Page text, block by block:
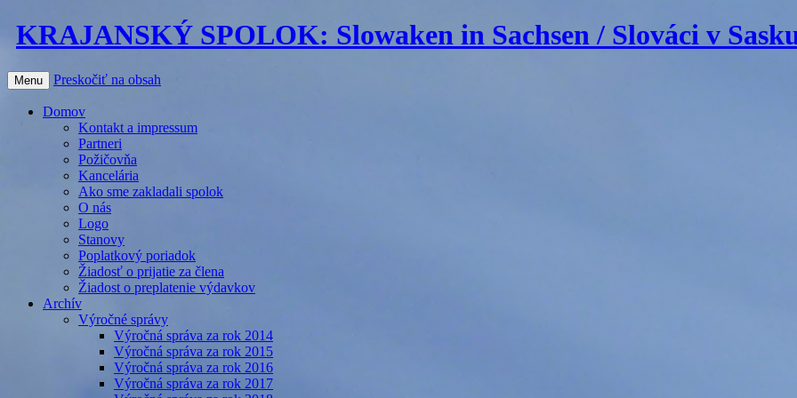
KRAJANSKÝ SPOLOK: Slowaken in Sachsen / Slováci v
Menu Preskočiť na obsah
Domov
Kontakt a impressum
Partneri
Požičovňa
Kancelária
Ako sme zakladali spolok
O nás
Logo
Stanovy
Poplatkový poriadok
Žiadosť o prijatie za člena
Žiadost o preplatenie výdavkov
Archív
Výročné správy
Výročná správa za rok 2014
Výročná správa za rok 2015
Výročná správa za rok 2016
Výročná správa za rok 2017